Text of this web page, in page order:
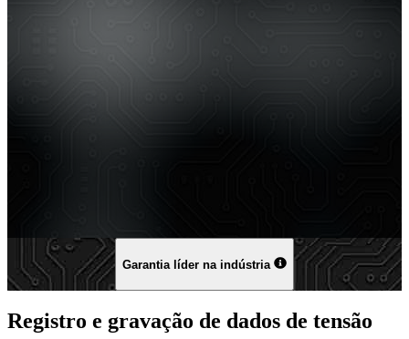
Garantia líder na indústria
Registro e gravação de dados de tensão